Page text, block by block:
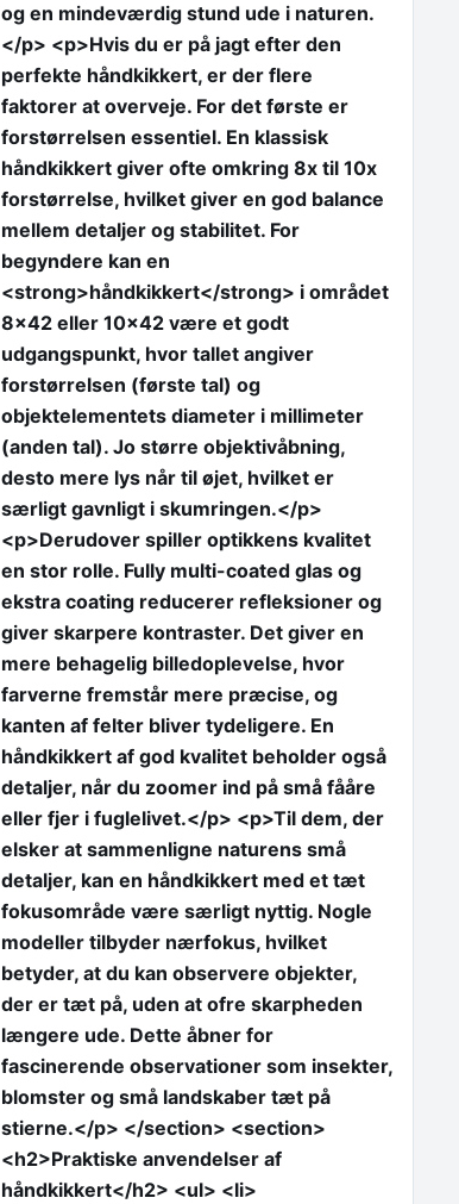
og en mindeværdig stund ude i naturen.
</p> <p>Hvis du er på jagt efter den
perfekte håndkikkert, er der flere
faktorer at overveje. For det første er
forstørrelsen essentiel. En klassisk
håndkikkert giver ofte omkring 8x til 10x
forstørrelse, hvilket giver en god balance
mellem detaljer og stabilitet. For
begyndere kan en
<strong>håndkikkert</strong> i området
8×42 eller 10×42 være et godt
udgangspunkt, hvor tallet angiver
forstørrelsen (første tal) og
objektelementets diameter i millimeter
(anden tal). Jo større objektivåbning,
desto mere lys når til øjet, hvilket er
særligt gavnligt i skumringen.</p>
<p>Derudover spiller optikkens kvalitet
en stor rolle. Fully multi-coated glas og
ekstra coating reducerer refleksioner og
giver skarpere kontraster. Det giver en
mere behagelig billedoplevelse, hvor
farverne fremstår mere præcise, og
kanten af felter bliver tydeligere. En
håndkikkert af god kvalitet beholder også
detaljer, når du zoomer ind på små fååre
eller fjer i fuglelivet.</p> <p>Til dem, der
elsker at sammenligne naturens små
detaljer, kan en håndkikkert med et tæt
fokusområde være særligt nyttig. Nogle
modeller tilbyder nærfokus, hvilket
betyder, at du kan observere objekter,
der er tæt på, uden at ofre skarpheden
længere ude. Dette åbner for
fascinerende observationer som insekter,
blomster og små landskaber tæt på
stierne.</p> </section> <section>
<h2>Praktiske anvendelser af
håndkikkert</h2> <ul> <li>